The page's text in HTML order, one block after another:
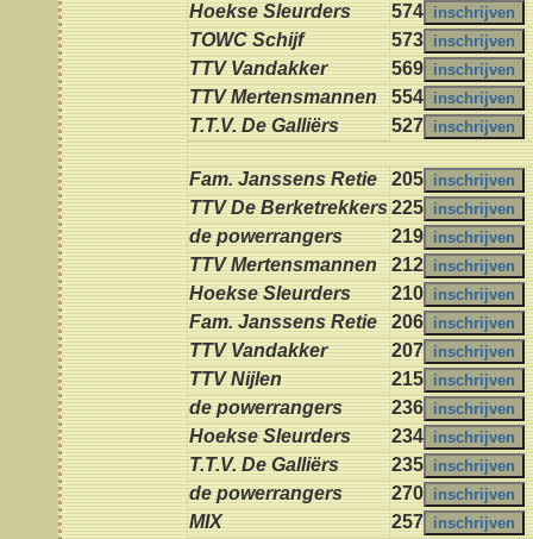
Hoekse Sleurders
574
TOWC Schijf
573
TTV Vandakker
569
TTV Mertensmannen
554
T.T.V. De Galliërs
527
Fam. Janssens Retie
205
TTV De Berketrekkers225
de powerrangers
219
TTV Mertensmannen
212
Hoekse Sleurders
210
Fam. Janssens Retie
206
TTV Vandakker
207
TTV Nijlen
215
de powerrangers
236
Hoekse Sleurders
234
T.T.V. De Galliërs
235
de powerrangers
270
MIX
257